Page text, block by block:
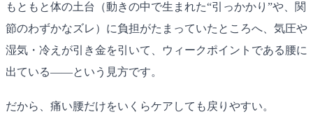
もともと体の土台（動きの中で生まれた“引っかかり”や、関
節のわずかなズレ）に負担がたまっていたところへ、気圧や
湿気・冷えが引き金を引いて、ウィークポイントである腰に
出ている——という見方です。
だから、痛い腰だけをいくらケアしても戻りやすい。